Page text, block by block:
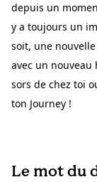
depuis un
y a toujours un
soit, une
avec un nouveau
sors de chez toi
ton Journey !
Le mot du